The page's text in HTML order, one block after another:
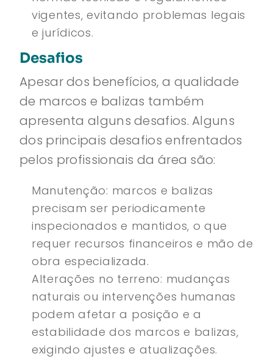
vigentes, evitando problemas legais
e jurídicos.
Desafios
Apesar dos benefícios, a qualidade
de marcos e balizas também
apresenta alguns desafios. Alguns
dos principais desafios enfrentados
pelos profissionais da área são:
Manutenção: marcos e balizas
precisam ser periodicamente
inspecionados e mantidos, o que
requer recursos financeiros e mão de
obra especializada.
Alterações no terreno: mudanças
naturais ou intervenções humanas
podem afetar a posição e a
estabilidade dos marcos e balizas,
exigindo ajustes e atualizações.